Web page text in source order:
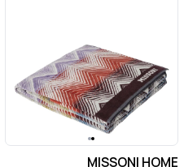
MISSONI HOME